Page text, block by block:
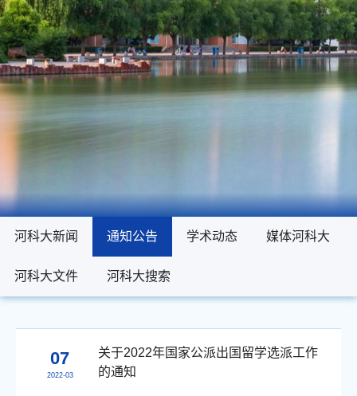
河科大新闻 通知公告 学术动态 媒体河科大
河科大文件 河科大搜索
河科大新闻 通知公告 学术动态 媒体河科大
河科大文件 河科大搜索
07
2022-03
关于2022年国家公派出国留学选派工作
的通知